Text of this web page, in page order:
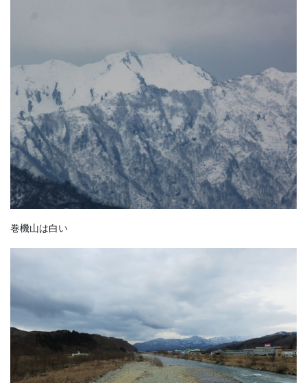
巻機山は白い